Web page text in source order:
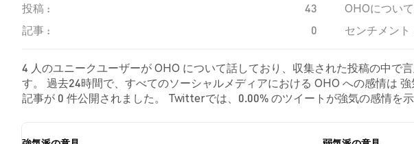
投稿 :
43 OHOについ
記事 :
0 センチメント
4 人のユニークユーザーが OHO について話しており、収集された投稿の中で
す。 過去24時間で、すべてのソーシャルメディアにおける OHO への感情は
記事が 0 件公開されました。 Twitterでは、0.00% のツイートが強気の感情を